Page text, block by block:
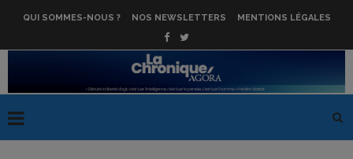
QUI SOMMES-NOUS ? NOS NEWSLETTERS MENTIONS LÉGALES